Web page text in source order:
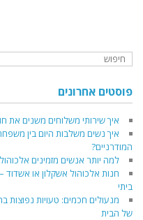
פוסטים אחרונים
איך שירותי משלוחים משנים את
איך נשים משלבות היום בין
המודרניים?
למה יותר אנשים מזמינים
חנות אלכוהול אשקלון או
ביתי
מנעולים חכמים: טעויות נפוצות
של הבית